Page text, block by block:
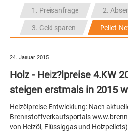
1. Preisanfrage 2.
3. Geld sparen Pellet-
24. Januar 2015
Holz - Heiz?lpreise 4.KW
steigen erstmals in 2015
Heizölpreise-Entwicklung: Nach
Brennstoffverkaufsportals
von Heizöl, Flüssiggas und